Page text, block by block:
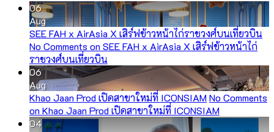
06
Aug
SEE FAH x AirAsia X เสิร์ฟข้าวหน้าไก่ราชวงศ์บนเที่ยวบิน
No Comments on SEE FAH x AirAsia X เสิร์ฟข้าวหน้าไก่
ราชวงศ์บนเที่ยวบิน
06
Aug
Khao Jaan Prod เปิดสาขาใหม่ที่ ICONSIAM No Comments
on Khao Jaan Prod เปิดสาขาใหม่ที่ ICONSIAM
04